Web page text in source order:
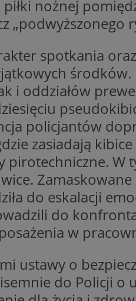
nożnej
„podwyższonego
spotkania
i oddziałów
policjantów
zasiadają
pirotechniczne. W
do eskalacji
do
w
ustawy o
do Policji o
__cf_bm
Nazwa
ustat_gid
_clck
_clsk
Nazwa
__Secure-
ROLLOUT_TOKEN
tuuid
tuuid
OAID
Nazwa
google_push
Nazwa
openstat_gid
__mguid_
__mguid_